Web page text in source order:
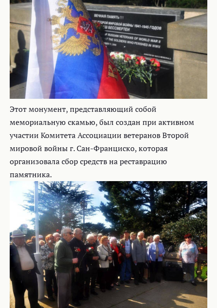
Этот монумент, представляющий собой
мемориальную скамью, был создан при активном
участии Комитета Ассоциации ветеранов Второй
мировой войны г. Сан-Франциско, которая
организовала сбор средств на реставрацию
памятника.